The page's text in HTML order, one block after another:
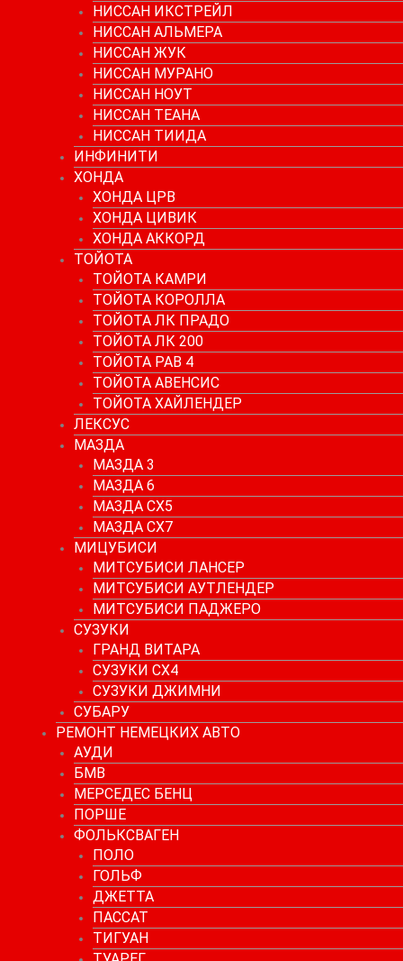
НИССАН ИКСТРЕЙЛ
НИССАН АЛЬМЕРА
НИССАН ЖУК
НИССАН МУРАНО
НИССАН НОУТ
НИССАН ТЕАНА
НИССАН ТИИДА
ИНФИНИТИ
ХОНДА
ХОНДА ЦРВ
ХОНДА ЦИВИК
ХОНДА АККОРД
ТОЙОТА
ТОЙОТА КАМРИ
ТОЙОТА КОРОЛЛА
ТОЙОТА ЛК ПРАДО
ТОЙОТА ЛК 200
ТОЙОТА РАВ 4
ТОЙОТА АВЕНСИС
ТОЙОТА ХАЙЛЕНДЕР
ЛЕКСУС
МАЗДА
МАЗДА 3
МАЗДА 6
МАЗДА СХ5
МАЗДА СХ7
МИЦУБИСИ
МИТСУБИСИ ЛАНСЕР
МИТСУБИСИ АУТЛЕНДЕР
МИТСУБИСИ ПАДЖЕРО
СУЗУКИ
ГРАНД ВИТАРА
СУЗУКИ СХ4
СУЗУКИ ДЖИМНИ
СУБАРУ
РЕМОНТ НЕМЕЦКИХ АВТО
АУДИ
БМВ
МЕРСЕДЕС БЕНЦ
ПОРШЕ
ФОЛЬКСВАГЕН
ПОЛО
ГОЛЬФ
ДЖЕТТА
ПАССАТ
ТИГУАН